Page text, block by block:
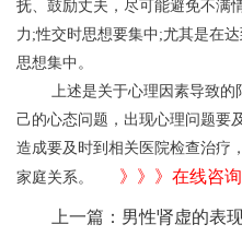
抚、鼓励丈夫，尽可能避免不满
力;性交时思想要集中;尤其是在
思想集中。
上述是关于心理因素导致的
己的心态问题，出现心理问题要
造成要及时到相关医院检查治疗
家庭关系。 》》》在线咨询
上一篇： 男性肾虚的表